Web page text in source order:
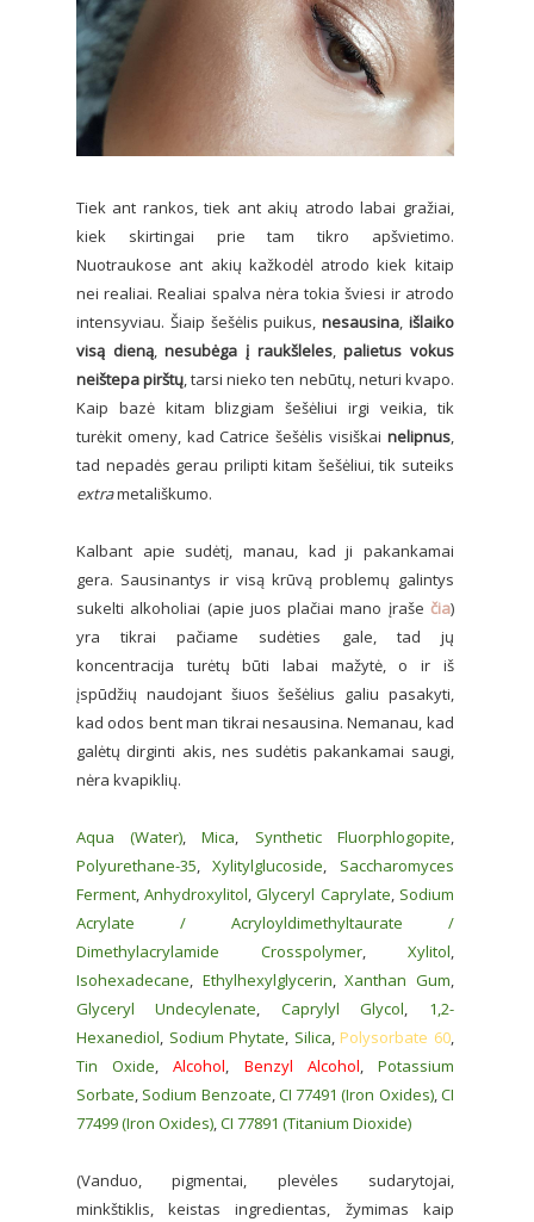
Tiek ant rankos, tiek ant akių atrodo labai gražiai,
kiek skirtingai prie tam tikro apšvietimo.
Nuotraukose ant akių kažkodėl atrodo kiek kitaip
nei realiai. Realiai spalva nėra tokia šviesi ir atrodo
intensyviau. Šiaip šešėlis puikus,nesausina, išlaiko
visą dieną,nesubėga į raukšleles,palietus vokus
neištepa pirštų, tarsi nieko ten nebūtų, neturi kvapo.
Kaip bazė kitam blizgiam šešėliui irgi veikia, tik
turėkit omeny, kad Catrice šešėlis visiškai nelipnus,
tad nepadės gerau prilipti kitam šešėliui, tik suteiks
extrametališkumo.
Kalbant apie sudėtį, manau, kad ji pakankamai
gera. Sausinantys ir visą krūvą problemų galintys
sukelti alkoholiai (apie juos plačiai mano įraše čia)
yra tikrai pačiame sudėties gale, tad jų
koncentracija turėtų būti labai mažytė, o ir iš
įspūdžių naudojant šiuos šešėlius galiu pasakyti,
kad odos bent man tikrai nesausina. Nemanau, kad
galėtų dirginti akis, nes sudėtis pakankamai saugi,
nėra kvapiklių.
Aqua (Water),Mica, Synthetic Fluorphlogopite,
Polyurethane-35,Xylitylglucoside, Saccharomyces
Ferment,Anhydroxylitol,Glyceryl Caprylate, Sodium
Acrylate / Acryloyldimethyltaurate /
Dimethylacrylamide Crosspolymer, Xylitol,
Isohexadecane, Ethylhexylglycerin,Xanthan Gum,
Glyceryl Undecylenate, Caprylyl Glycol, 1,2-
Hexanediol, Sodium Phytate, Silica,Polysorbate 60,
Tin Oxide,Alcohol, Benzyl Alcohol, Potassium
Sorbate, Sodium Benzoate,CI 77491 (Iron Oxides),CI
77499 (Iron Oxides),CI 77891 (Titanium Dioxide)
(Vanduo, pigmentai, plevėles sudarytojai,
minkštiklis, keistas ingredientas, žymimas kaip